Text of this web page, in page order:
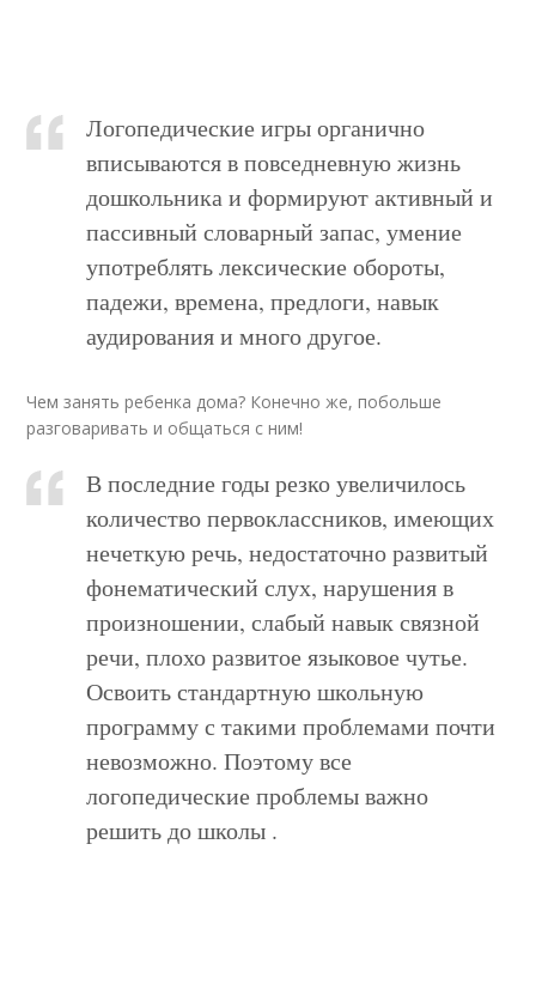
Логопедические игры органично
вписываются в повседневную жизнь
дошкольника и формируют активный и
пассивный словарный запас, умение
употреблять лексические обороты,
падежи, времена, предлоги, навык
аудирования и много другое.
Чем занять ребенка дома? Конечно же, побольше
разговаривать и общаться с ним!
В последние годы резко увеличилось
количество первоклассников, имеющих
нечеткую речь, недостаточно развитый
фонематический слух, нарушения в
произношении, слабый навык связной
речи, плохо развитое языковое чутье.
Освоить стандартную школьную
программу с такими проблемами почти
невозможно. Поэтому все
логопедические проблемы важно
решить до школы .